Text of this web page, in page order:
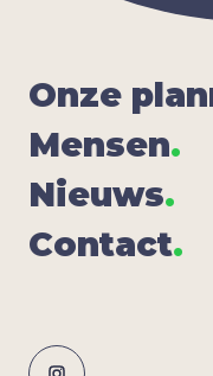
Onze
Men­sen.
Nieuws.
Con­tact.